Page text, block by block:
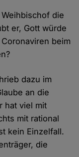
die
er, Gott würde
beim
dazu im
an die
hat viel mit
mit rational
kein Einzelfall.
die